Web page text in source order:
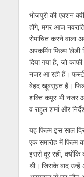
A
p
p
o
o
k
भोजपुरी की एक्‍शन
होंगे, मगर आज
रोमांचित करने
अपकमिंग फिल्‍म
दिया गया है, जो
नजर आ रही हैं।
बेहद खूबसूरत हैं।
शक्ति कपूर भी नजर
व राहुल शर्मा और
यह फिल्‍म इस साल
एक समारोह में फिल्‍म
इससे दूर रहीं, क्‍योंकि
थी। जिसके बाद उन्‍हें